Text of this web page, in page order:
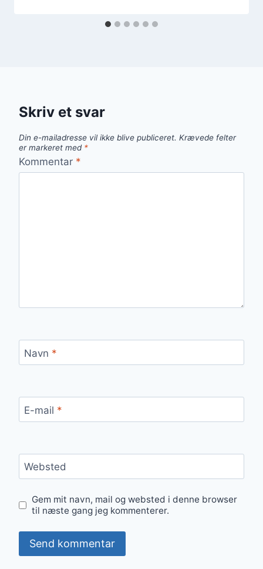
Skriv et svar
Din e-mailadresse vil ikke blive publiceret. Krævede felter
er markeret med *
Kommentar *
Navn *
E-mail *
Websted
Gem mit navn, mail og websted i denne browser
til næste gang jeg kommenterer.